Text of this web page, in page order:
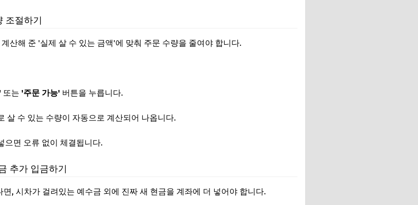
조절하기
산해 준 '실제 살 수 있는 금액'에 맞춰 주문 수량을 줄여야 합니다.
또는 '주문 가능' 버튼을 누릅니다.
살 수 있는 수량이 자동으로 계산되어 나옵니다.
으면 오류 없이 체결됩니다.
추가 입금하기
, 시차가 걸려있는 예수금 외에 진짜 새 현금을 계좌에 더 넣어야 합니다.